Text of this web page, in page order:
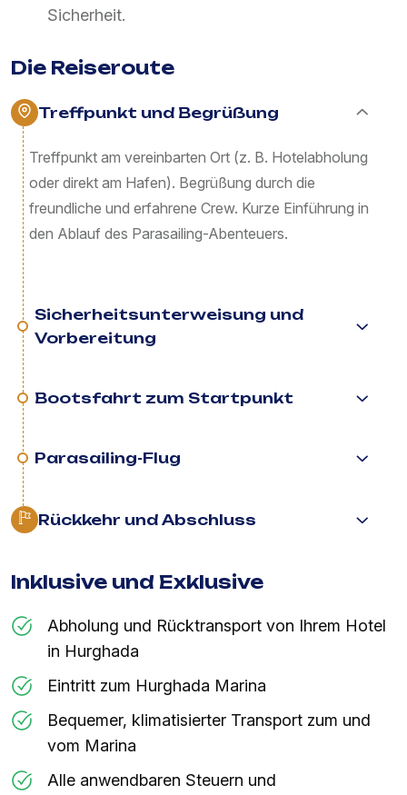
Sicherheit.
Die Reiseroute
Treffpunkt und Begrüßung
Treffpunkt am vereinbarten Ort (z. B. Hotelabholung
oder direkt am Hafen). Begrüßung durch die
freundliche und erfahrene Crew. Kurze Einführung in
den Ablauf des Parasailing-Abenteuers.
Sicherheitsunterweisung und
Vorbereitung
Bootsfahrt zum Startpunkt
Parasailing-Flug
Rückkehr und Abschluss
Inklusive und Exklusive
Abholung und Rücktransport von Ihrem Hotel
in Hurghada
Eintritt zum Hurghada Marina
Bequemer, klimatisierter Transport zum und
vom Marina
Alle anwendbaren Steuern und